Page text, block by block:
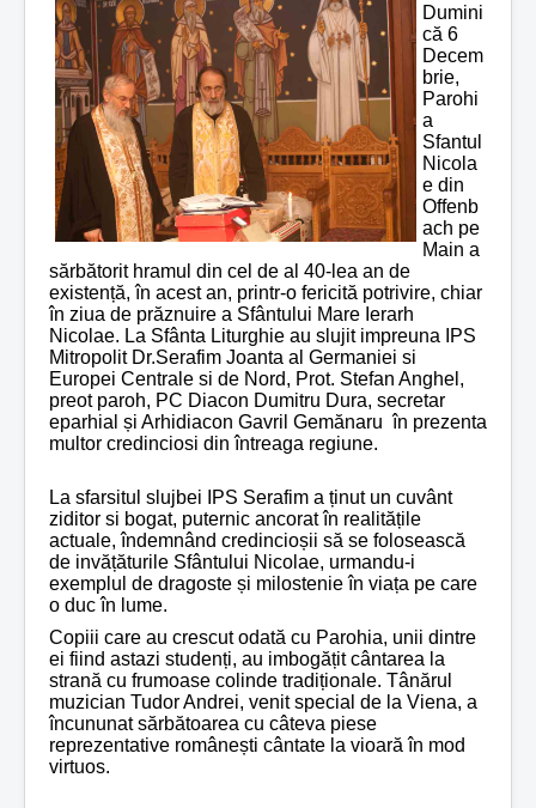
Dumini
că 6
Decem
brie,
Parohi
a
Sfantul
Nicola
e din
Offenb
ach pe
Main a
sărbătorit hramul din cel de al 40-lea an de
existență, în acest an, printr-o fericită potrivire, chiar
în ziua de prăznuire a Sfântului Mare Ierarh
Nicolae. La Sfânta Liturghie au slujit impreuna IPS
Mitropolit Dr.Serafim Joanta al Germaniei si
Europei Centrale si de Nord, Prot. Stefan Anghel,
preot paroh, PC Diacon Dumitru Dura, secretar
eparhial și Arhidiacon Gavril Gemănaru în prezenta
multor credinciosi din întreaga regiune.
La sfarsitul slujbei IPS Serafim a ținut un cuvânt
ziditor si bogat, puternic ancorat în realitățile
actuale, îndemnând credincioșii să se folosească
de invățăturile Sfântului Nicolae, urmandu-i
exemplul de dragoste și milostenie în viața pe care
o duc în lume.
Copiii care au crescut odată cu Parohia, unii dintre
ei fiind astazi studenți, au imbogățit cântarea la
strană cu frumoase colinde tradiționale. Tânărul
muzician Tudor Andrei, venit special de la Viena, a
încununat sărbătoarea cu câteva piese
reprezentative românești cântate la vioară în mod
virtuos.